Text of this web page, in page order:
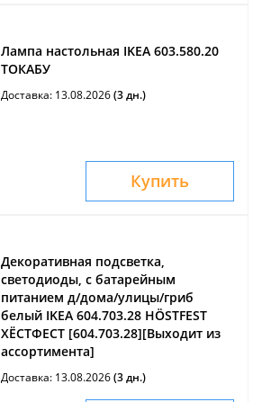
Лампа настольная IKEA 603.580.20
ТОКАБУ
Доставка: 13.08.2026(3 дн.)
Купить
Декоративная подсветка,
светодиоды, с батарейным
питанием д/дома/улицы/гриб
белый IKEA 604.703.28 HÖSTFEST
ХЁСТФЕСТ [604.703.28][Выходит из
ассортимента]
Доставка: 13.08.2026(3 дн.)